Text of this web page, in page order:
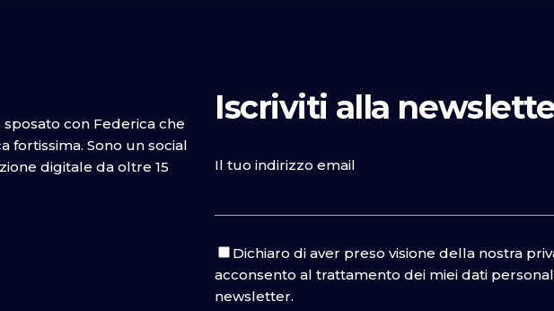
sposato con Federica che
fortissima. Sono un social
digitale da oltre 15
Iscriviti alla
Il tuo indirizzo email
Dichiaro di aver preso visione della nostra
acconsento al trattamento dei miei dati
newsletter.